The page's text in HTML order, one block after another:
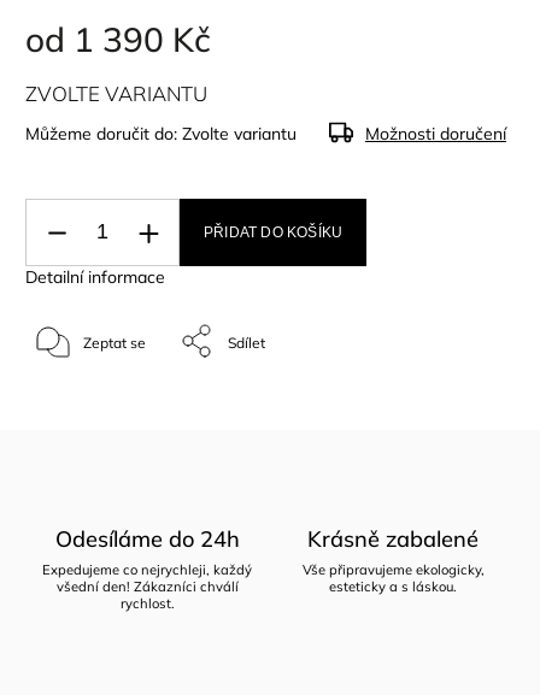
od 1 390 Kč
ZVOLTE VARIANTU
Můžeme doručit do: Zvolte variantu Možnosti doručení
PŘIDAT DO KOŠÍKU
Detailní informace
Zeptat se Sdílet
Odesíláme do 24h
Expedujeme co nejrychleji, každý
všední den! Zákazníci chválí
rychlost.
Krásně zabalené
Vše připravujeme ekologicky,
esteticky a s láskou.